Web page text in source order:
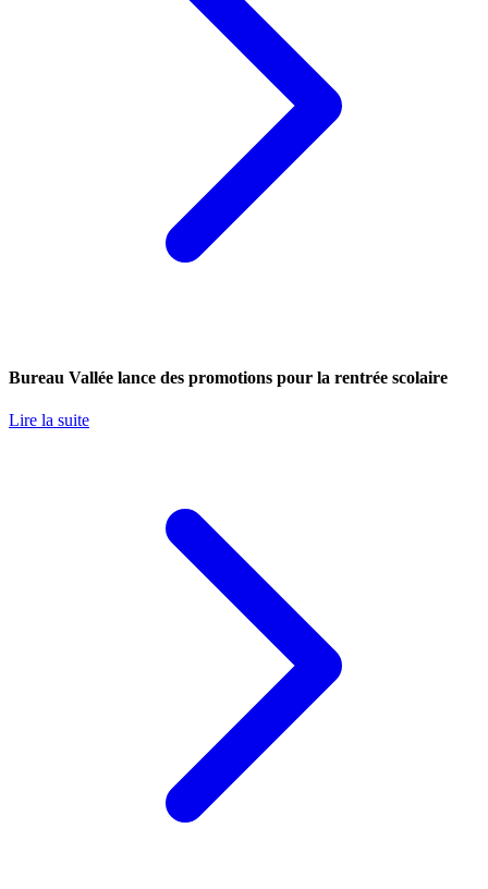
Bureau Vallée lance des promotions pour la rentrée scolaire
Lire la suite